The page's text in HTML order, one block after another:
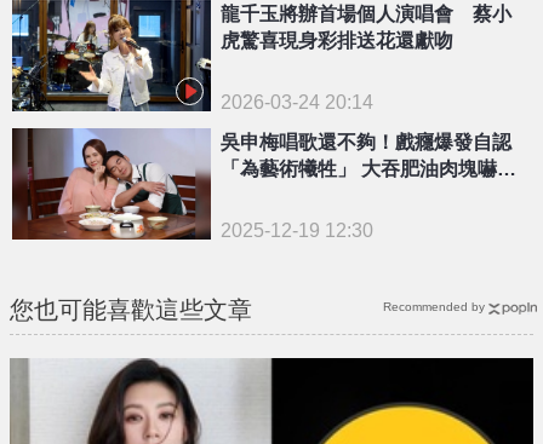
龍千玉將辦首場個人演唱會 蔡小
虎驚喜現身彩排送花還獻吻
2026-03-24 20:14
吳申梅唱歌還不夠！戲癮爆發自認
「為藝術犧牲」 大吞肥油肉塊嚇壞
2025-12-19 12:30
您也可能喜歡這些文章 Recommended by